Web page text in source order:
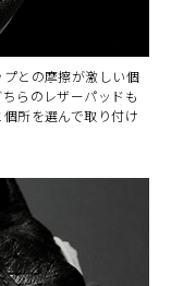
との摩擦が激しい個
らのレザーパッドも
所を選んで取り付け